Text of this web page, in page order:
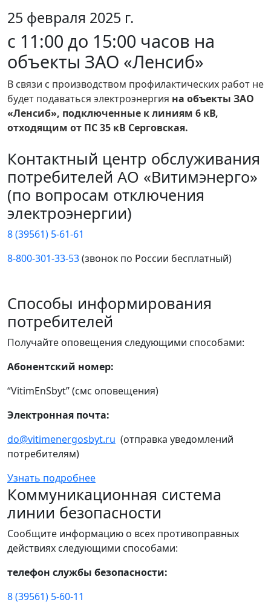
25 февраля 2025 г.
с 11:00 до 15:00 часов на
объекты ЗАО «Ленсиб»
В связи с производством профилактических работ не
будет подаваться электроэнергия на объекты ЗАО
«Ленсиб», подключенные к линиям 6 кВ,
отходящим от ПС 35 кВ Серговская.
Контактный центр обслуживания
потребителей АО «Витимэнерго»
(по вопросам отключения
электроэнергии)
8 (39561) 5-61-61
8-800-301-33-53(звонок по России бесплатный)
Способы информирования
потребителей
Получайте оповещения следующими способами:
Абонентский номер:
“VitimEnSbyt” (смс оповещения)
Электронная почта:
do@vitimenergosbyt.ru (отправка уведомлений
потребителям)
Узнать подробнее
Коммуникационная система
линии безопасности
Сообщите информацию о всех противоправных
действиях следующими способами:
телефон службы безопасности:
8 (39561) 5-60-11